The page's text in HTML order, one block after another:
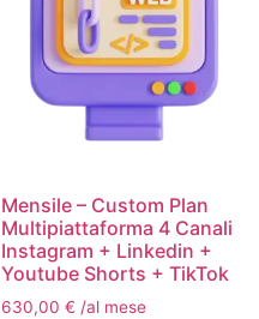
Mensile – Custom Plan
Multipiattaforma 4 Canali
Instagram + Linkedin +
Youtube Shorts + TikTok
630,00 € /al mese